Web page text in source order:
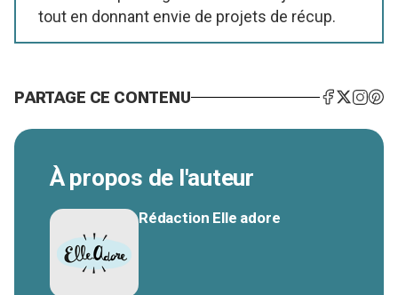
tout en donnant envie de projets de récup.
PARTAGE CE CONTENU
À propos de l'auteur
Rédaction Elle adore